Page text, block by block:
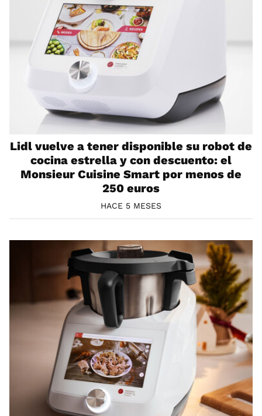
Lidl vuelve a tener disponible su robot de
cocina estrella y con descuento: el
Monsieur Cuisine Smart por menos de
250 euros
HACE 5 MESES